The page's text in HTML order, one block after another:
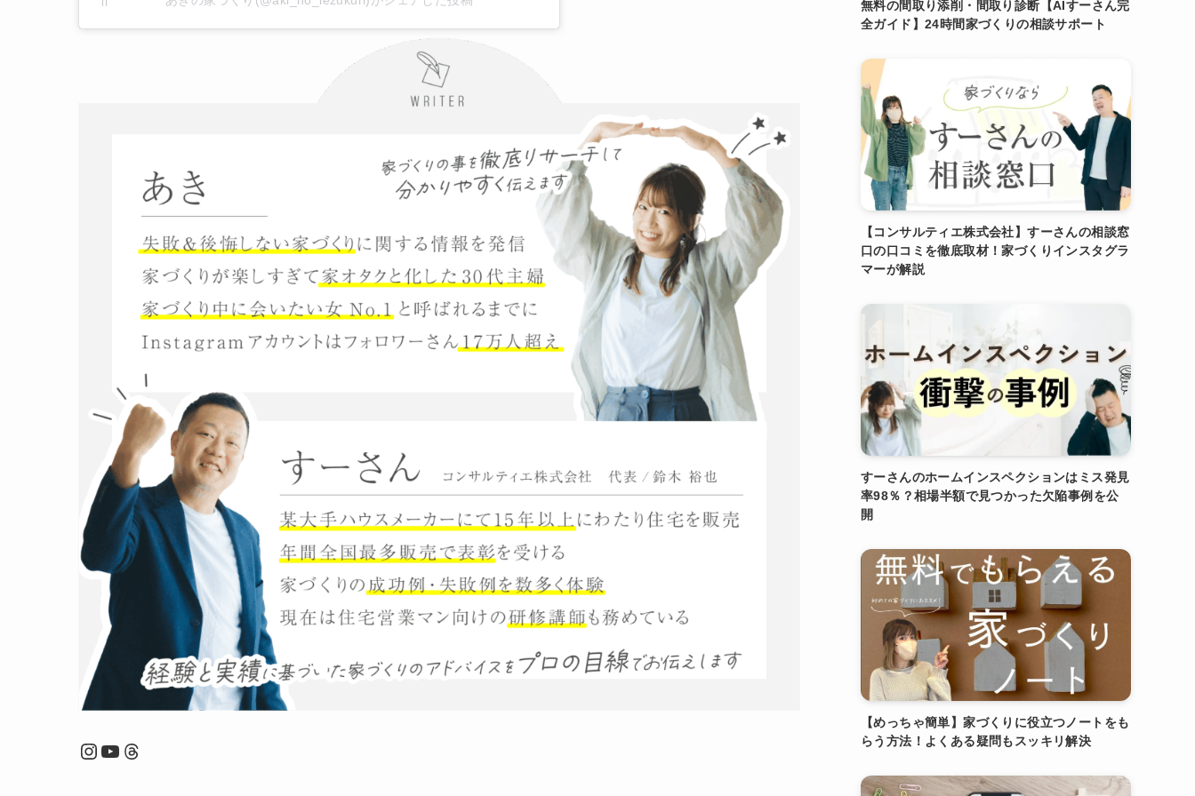
Instagram
YouTube
Threads
無料の間取り添削・間取り診断【AIすーさん完
全ガイド】24時間家づくりの相談サポート
【コンサルティエ株式会社】すーさんの相談窓
口の口コミを徹底取材！家づくりインスタグラ
マーが解説
すーさんのホームインスペクションはミス発見
率98％？相場半額で見つかった欠陥事例を公
開
【めっちゃ簡単】家づくりに役立つノートをも
らう方法！よくある疑問もスッキリ解決